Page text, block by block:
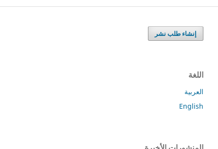
إنشاء طلب نشر
اللغة
العربية
English